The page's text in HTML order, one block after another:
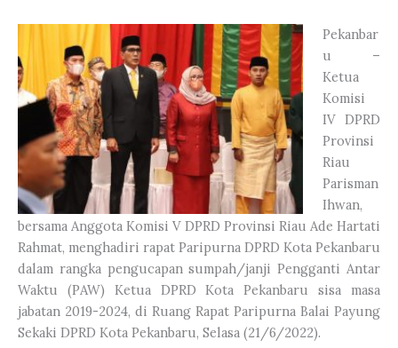
Pekanbar
u –
Ketua
Komisi
IV DPRD
Provinsi
Riau
Parisman
Ihwan,
bersama Anggota Komisi V DPRD Provinsi Riau Ade Hartati
Rahmat, menghadiri rapat Paripurna DPRD Kota Pekanbaru
dalam rangka pengucapan sumpah/janji Pengganti Antar
Waktu (PAW) Ketua DPRD Kota Pekanbaru sisa masa
jabatan 2019-2024, di Ruang Rapat Paripurna Balai Payung
Sekaki DPRD Kota Pekanbaru, Selasa (21/6/2022).